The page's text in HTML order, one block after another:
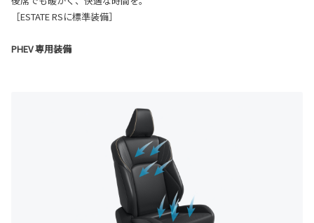
［ESTATE RSに標準装備］
PHEV 専用装備